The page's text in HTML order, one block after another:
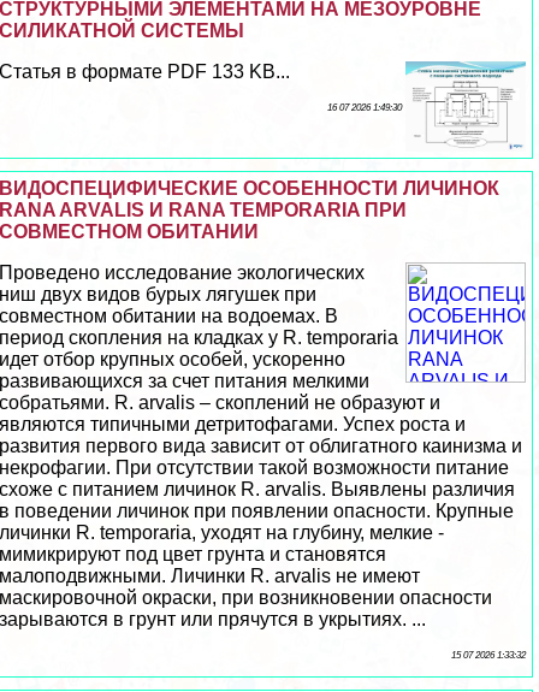
СТРУКТУРНЫМИ ЭЛЕМЕНТАМИ НА МЕЗОУРОВНЕ
СИЛИКАТНОЙ СИСТЕМЫ
Статья в формате PDF 133 KB...
16 07 2026 1:49:30
ВИДОСПЕЦИФИЧЕСКИЕ ОСОБЕННОСТИ ЛИЧИНОК
RANA ARVALIS И RANA TEMPORARIA ПРИ
СОВМЕСТНОМ ОБИТАНИИ
Проведено исследование экологических
ниш двух видов бурых лягушек при
совместном обитании на водоемах. В
период скопления на кладках у R. temporaria
идет отбор крупных особей, ускоренно
развивающихся за счет питания мелкими
собратьями. R. arvalis – скоплений не образуют и
являются типичными детритофагами. Успех роста и
развития первого вида зависит от облигатного каинизма и
нeкpoфагии. При отсутствии такой возможности питание
схоже с питанием личинок R. arvalis. Выявлены различия
в поведении личинок при появлении опасности. Крупные
личинки R. temporaria, уходят на глубину, мелкие -
мимикрируют под цвет грунта и становятся
малоподвижными. Личинки R. arvalis не имеют
маскировочной окраски, при возникновении опасности
зарываются в грунт или прячутся в укрытиях. ...
15 07 2026 1:33:32